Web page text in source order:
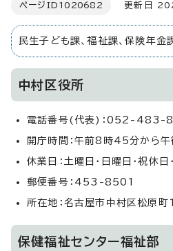
ページID 1020682 更新日
民生子ども課、福祉課、保険年金
中村区役所
電話番号(代表)：052-483-
開庁時間：午前8時45分から
休業日：土曜日・日曜日・祝休
郵便番号：453-8501
所在地：名古屋市中村区松原
保健福祉センター福祉部